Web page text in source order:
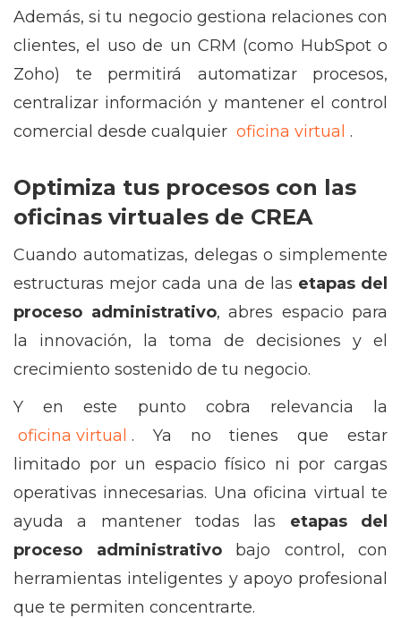
Además, si tu negocio gestiona relaciones con
clientes, el uso de un CRM (como HubSpot o
Zoho) te permitirá automatizar procesos,
centralizar información y mantener el control
comercial desde cualquier oficina virtual .
Optimiza tus procesos con las
oficinas virtuales de CREA
Cuando automatizas, delegas o simplemente
estructuras mejor cada una de las etapas del
proceso administrativo, abres espacio para
la innovación, la toma de decisiones y el
crecimiento sostenido de tu negocio.
Y en este punto cobra relevancia la
oficina virtual . Ya no tienes que estar
limitado por un espacio físico ni por cargas
operativas innecesarias. Una oficina virtual te
ayuda a mantener todas las etapas del
proceso administrativobajo control, con
herramientas inteligentes y apoyo profesional
que te permiten concentrarte.